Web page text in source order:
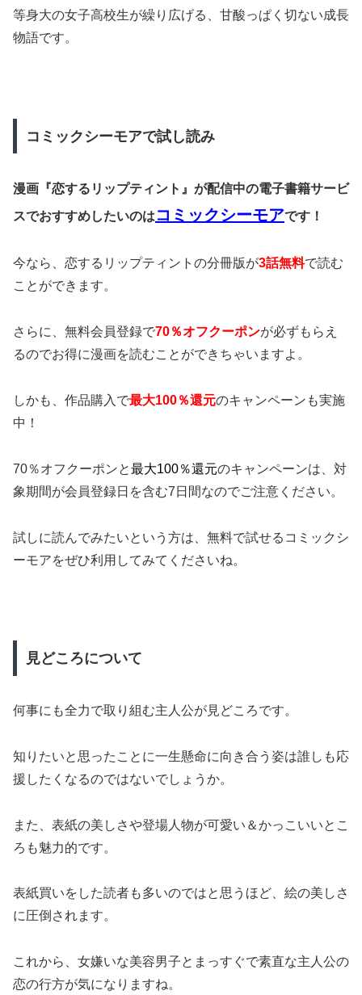
等身大の女子高校生が繰り広げる、甘酸っぱく切ない成長
物語です。
コミックシーモアで試し読み
漫画『恋するリップティント』が配信中の電子書籍サービ
スでおすすめしたいのは コミックシーモアです！
今なら、恋するリップティントの分冊版が3話無料で読む
ことができます。
さらに、無料会員登録で70％オフクーポンが必ずもらえ
るのでお得に漫画を読むことができちゃいますよ。
しかも、作品購入で最大100％還元のキャンペーンも実施
中！
70％オフクーポンと最大100％還元のキャンペーンは、対
象期間が会員登録日を含む7日間なのでご注意ください。
試しに読んでみたいという方は、無料で試せるコミックシ
ーモアをぜひ利用してみてくださいね。
見どころについて
何事にも全力で取り組む主人公が見どころです。
知りたいと思ったことに一生懸命に向き合う姿は誰しも応
援したくなるのではないでしょうか。
また、表紙の美しさや登場人物が可愛い＆かっこいいとこ
ろも魅力的です。
表紙買いをした読者も多いのではと思うほど、絵の美しさ
に圧倒されます。
これから、女嫌いな美容男子とまっすぐで素直な主人公の
恋の行方が気になりますね。